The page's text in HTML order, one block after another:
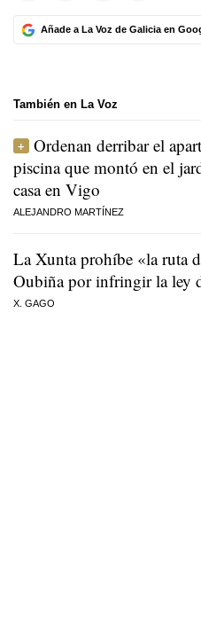
Añade a La Voz de Galicia en
También en La Voz
Ordenan derribar el
piscina que montó en el
casa en Vigo
ALEJANDRO MARTÍNEZ
La Xunta prohíbe «la ruta
Oubiña por infringir la ley
X. GAGO